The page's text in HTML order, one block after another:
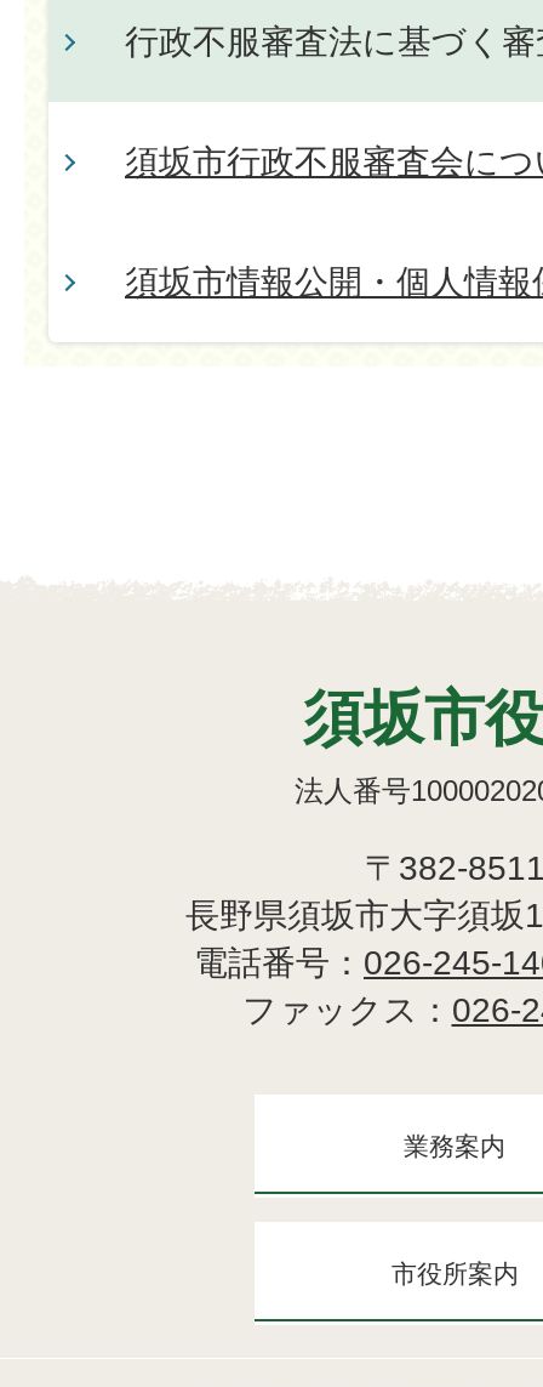
行政不服審査法に基づく
須坂市行政不服審査会に
須坂市情報公開・個人情
須坂市
法人番号
〒382-
長野県須坂市大字須坂
電話番号： 026-245-
ファックス： 026-
業務案内
市役所案内